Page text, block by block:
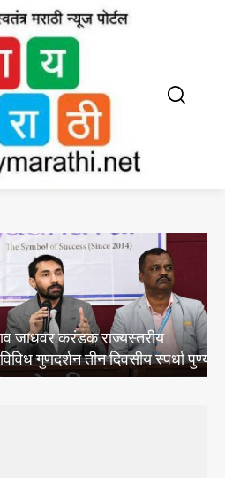
करंडक राज्यस्तरीय
तीन दिवसीय स्पर्धा पुण्यात